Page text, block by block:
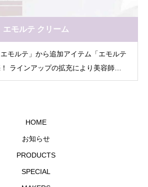
エモルテ クリーム
モルテ」から追加アイテム「エモルテ
ラインアップの拡充により美容師の
、パーマスタイルをもっと自由に
HOME
お知らせ
PRODUCTS
SPECIAL